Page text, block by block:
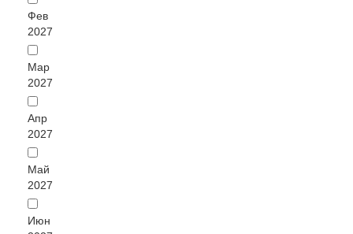
Фев
2027
Мар
2027
Апр
2027
Май
2027
Июн